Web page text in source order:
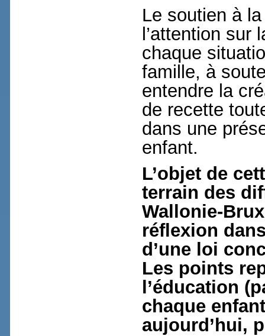
Le soutien à
l’attention sur
chaque
famille, à
entendre la
de recette
dans une
enfant.
L’objet de
terrain des
Wallonie-
réflexion
d’une loi
Les points
l’éducation
chaque
aujourd’hui,